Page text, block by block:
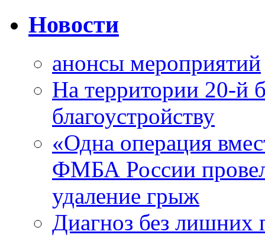
Новости
анонсы мероприятий
На территории 20-й
благоустройству
«Одна операция
ФМБА России
удаление грыж
Диагноз без лишних